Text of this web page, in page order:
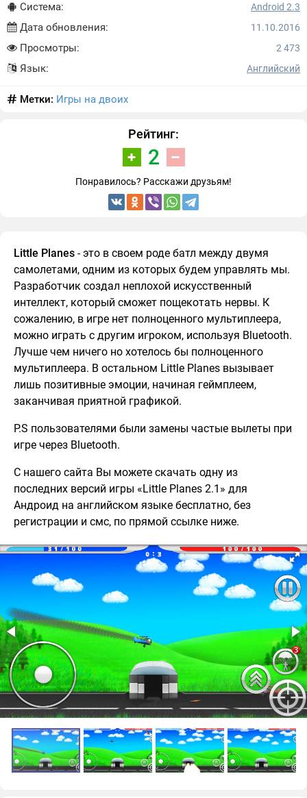
Система: Android 2.3
Дата обновления: 11.10.2016
Просмотры: 2 473
Язык: Английский
Метки: Игры на двоих
Рейтинг:
2
Понравилось? Расскажи друзьям!
Little Planes - это в своем роде батл между двумя
самолетами, одним из которых будем управлять мы.
Разработчик создал неплохой искусственный
интеллект, который сможет пощекотать нервы. К
сожалению, в игре нет полноценного мультиплеера,
можно играть с другим игроком, используя Bluetooth.
Лучше чем ничего но хотелось бы полноценного
мультиплеера. В остальном Little Planes вызывает
лишь позитивные эмоции, начиная геймплеем,
заканчивая приятной графикой.
P.S пользователями были замены частые вылеты при
игре через Bluetooth.
С нашего сайта Вы можете скачать одну из
последних версий игры «Little Planes 2.1» для
Андроид на английском языке бесплатно, без
регистрации и смс, по прямой ссылке ниже.